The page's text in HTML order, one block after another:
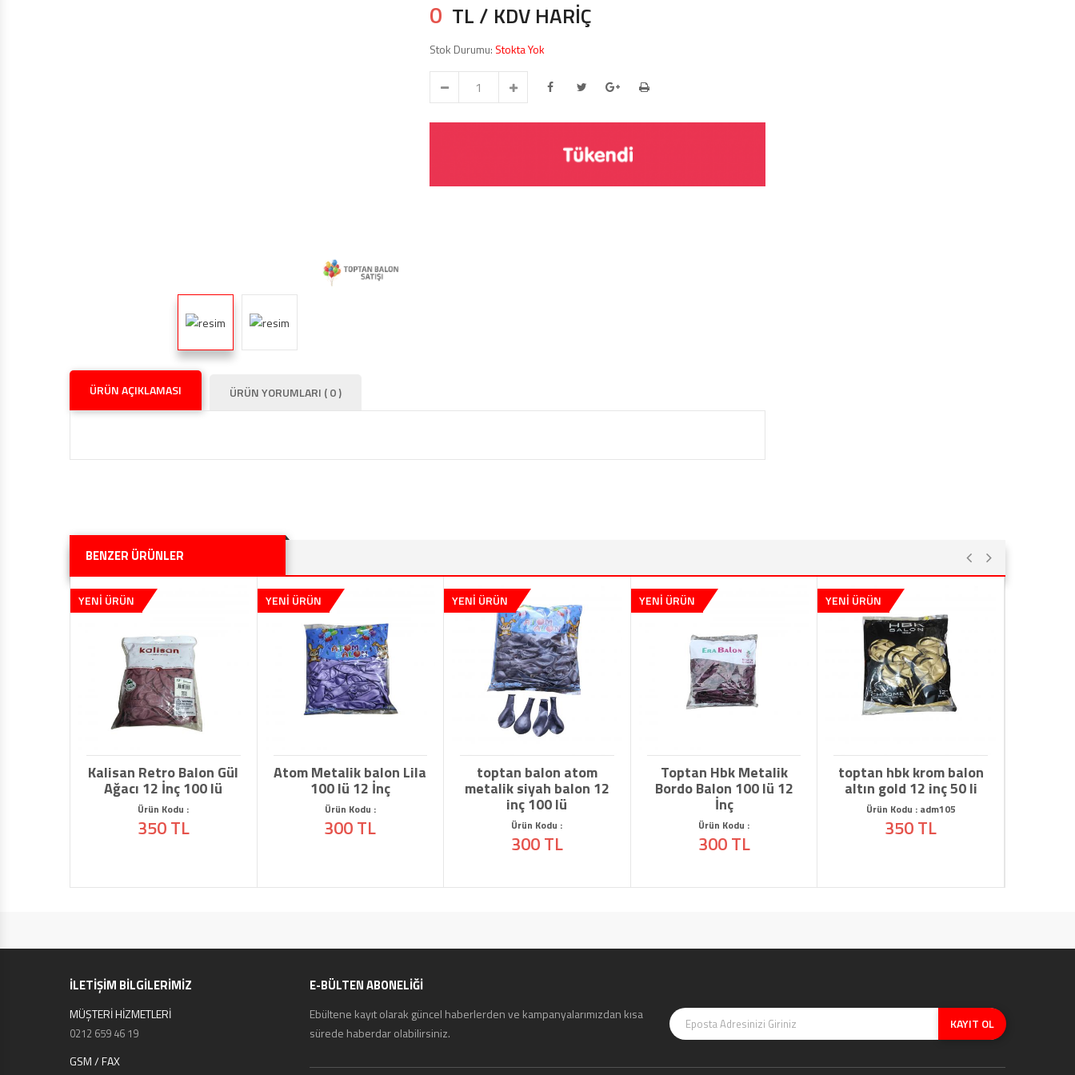
0 TL / KDV HARİÇ
Stok Durumu: Stokta Yok
ÜRÜN AÇIKLAMASI ÜRÜN YORUMLARI ( 0 )
BENZER ÜRÜNLER
YENİ ÜRÜN
Atom Metalik balon Lila
100 lü 12 İnç
Ürün Kodu :
300 TL
YENİ ÜRÜN
toptan balon atom
metalik siyah balon 12
inç 100 lü
Ürün Kodu :
300 TL
YENİ ÜRÜN
Toptan Hbk Metalik
Bordo Balon 100 lü 12
Ürün Kodu :
300 TL
YENİ ÜRÜN
toptan hbk krom balon
altın gold 12 inç 50 li
Ürün Kodu : adm105
350 TL
İLETİŞİM BİLGİLERİMİZ
MÜŞTERİ HİZMETLERİ
0212 659 46 19
GSM / FAX
E-BÜLTEN ABONELİĞİ
Ebültene kayıt olarak güncel haberlerden ve kampanyalarımızdan kısa
sürede haberdar olabilirsiniz.
KAYIT OL